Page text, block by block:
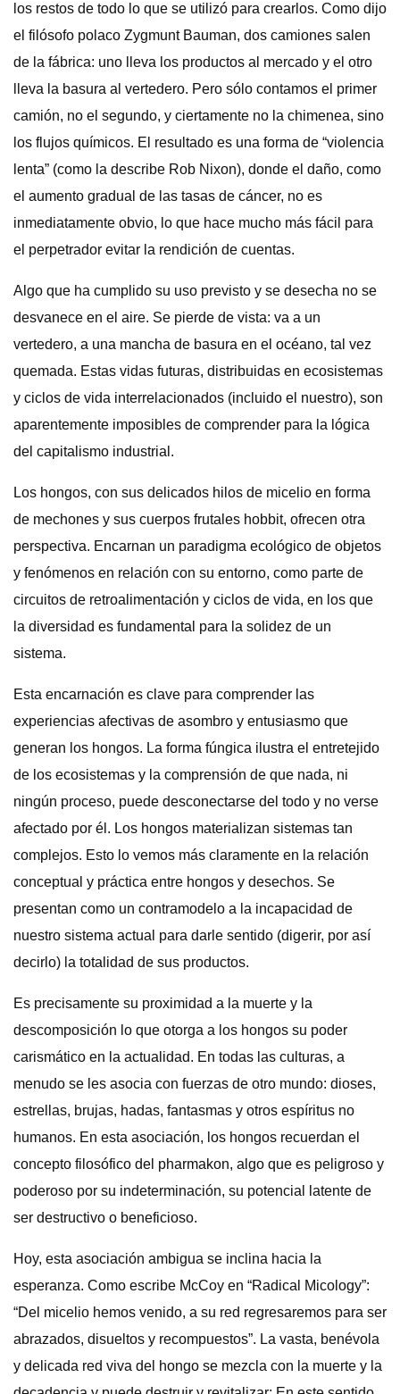
los restos de todo lo que se utilizó para crearlos. Como dijo
el filósofo polaco Zygmunt Bauman, dos camiones salen
de la fábrica: uno lleva los productos al mercado y el otro
lleva la basura al vertedero. Pero sólo contamos el primer
camión, no el segundo, y ciertamente no la chimenea, sino
los flujos químicos. El resultado es una forma de “violencia
lenta” (como la describe Rob Nixon), donde el daño, como
el aumento gradual de las tasas de cáncer, no es
inmediatamente obvio, lo que hace mucho más fácil para
el perpetrador evitar la rendición de cuentas.
Algo que ha cumplido su uso previsto y se desecha no se
desvanece en el aire. Se pierde de vista: va a un
vertedero, a una mancha de basura en el océano, tal vez
quemada. Estas vidas futuras, distribuidas en ecosistemas
y ciclos de vida interrelacionados (incluido el nuestro), son
aparentemente imposibles de comprender para la lógica
del capitalismo industrial.
Los hongos, con sus delicados hilos de micelio en forma
de mechones y sus cuerpos frutales hobbit, ofrecen otra
perspectiva. Encarnan un paradigma ecológico de objetos
y fenómenos en relación con su entorno, como parte de
circuitos de retroalimentación y ciclos de vida, en los que
la diversidad es fundamental para la solidez de un
sistema.
Esta encarnación es clave para comprender las
experiencias afectivas de asombro y entusiasmo que
generan los hongos. La forma fúngica ilustra el entretejido
de los ecosistemas y la comprensión de que nada, ni
ningún proceso, puede desconectarse del todo y no verse
afectado por él. Los hongos materializan sistemas tan
complejos. Esto lo vemos más claramente en la relación
conceptual y práctica entre hongos y desechos. Se
presentan como un contramodelo a la incapacidad de
nuestro sistema actual para darle sentido (digerir, por así
decirlo) la totalidad de sus productos.
Es precisamente su proximidad a la muerte y la
descomposición lo que otorga a los hongos su poder
carismático en la actualidad. En todas las culturas, a
menudo se les asocia con fuerzas de otro mundo: dioses,
estrellas, brujas, hadas, fantasmas y otros espíritus no
humanos. En esta asociación, los hongos recuerdan el
concepto filosófico del pharmakon, algo que es peligroso y
poderoso por su indeterminación, su potencial latente de
ser destructivo o beneficioso.
Hoy, esta asociación ambigua se inclina hacia la
esperanza. Como escribe McCoy en “Radical Micology”:
“Del micelio hemos venido, a su red regresaremos para ser
abrazados, disueltos y recompuestos”. La vasta, benévola
y delicada red viva del hongo se mezcla con la muerte y la